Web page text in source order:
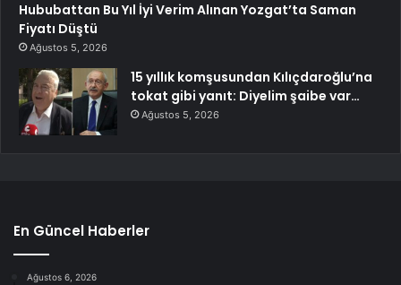
Hububattan Bu Yıl İyi Verim Alınan Yozgat’ta Saman
Fiyatı Düştü
Ağustos 5, 2026
15 yıllık komşusundan Kılıçdaroğlu’na
tokat gibi yanıt: Diyelim şaibe var…
Ağustos 5, 2026
En Güncel Haberler
Ağustos 6, 2026